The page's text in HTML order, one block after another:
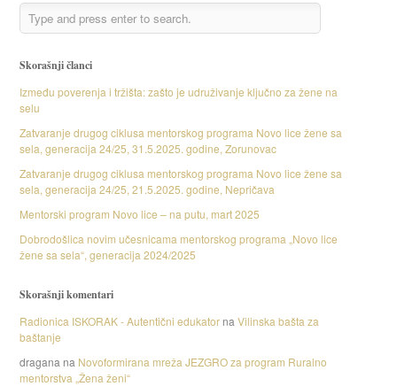
Skorašnji članci
Između poverenja i tržišta: zašto je udruživanje ključno za žene na
selu
Zatvaranje drugog ciklusa mentorskog programa Novo lice žene sa
sela, generacija 24/25, 31.5.2025. godine, Zorunovac
Zatvaranje drugog ciklusa mentorskog programa Novo lice žene sa
sela, generacija 24/25, 21.5.2025. godine, Nepričava
Mentorski program Novo lice – na putu, mart 2025
Dobrodošlica novim učesnicama mentorskog programa „Novo lice
žene sa sela“, generacija 2024/2025
Skorašnji komentari
Radionica ISKORAK - Autentični edukatorna Vilinska bašta za
baštanje
dragana na Novoformirana mreža JEZGRO za program Ruralno
mentorstva „Žena ženi“